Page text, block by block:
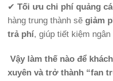
✔ Tối ưu chi phí quảng
hàng trung thành sẽ giảm
trả phí, giúp tiết kiệm ngân
Vậy làm thế nào để
xuyên và trở thành “fan